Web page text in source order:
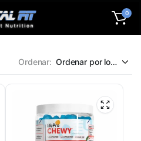
0
Ordenar: